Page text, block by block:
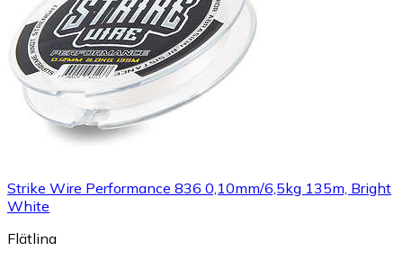
Strike Wire Performance 836 0,10mm/6,5kg 135m, Bright
White
Flätlina